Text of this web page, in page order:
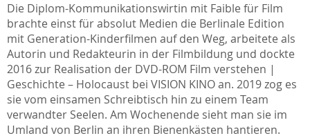
Die Diplom-Kommunikationswirtin mit Faible für Film
brachte einst für absolut Medien die Berlinale Edition
mit Generation-Kinderfilmen auf den Weg, arbeitete als
Autorin und Redakteurin in der Filmbildung und dockte
2016 zur Realisation der DVD-ROM Film verstehen |
Geschichte – Holocaust bei VISION KINO an. 2019 zog es
sie vom einsamen Schreibtisch hin zu einem Team
verwandter Seelen. Am Wochenende sieht man sie im
Umland von Berlin an ihren Bienenkästen hantieren.